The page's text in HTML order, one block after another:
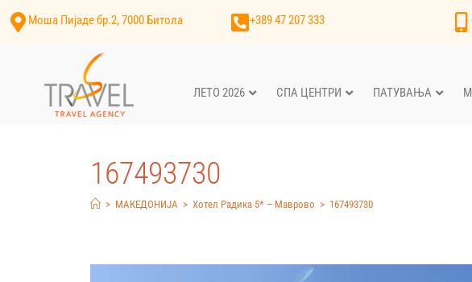
Моша Пијаде бр.2, 7000 Битола +389 47 207 333
ЛЕТО 2026 СПА ЦЕНТРИ ПАТУВАЊА
167493730
> МАКЕДОНИЈА > Хотел Радика 5* – Маврово > 167493730